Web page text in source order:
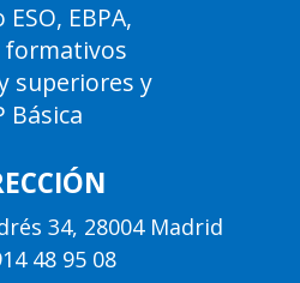
EBPA,
formativos
superiores y
Básica
34, 28004 Madrid
48 95 08